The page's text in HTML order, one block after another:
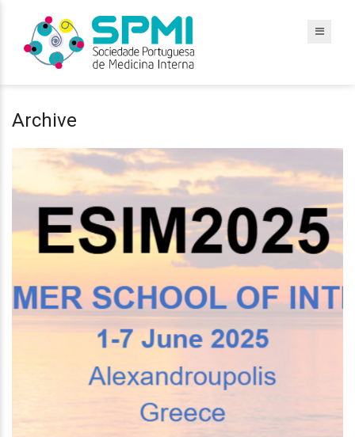
Archive